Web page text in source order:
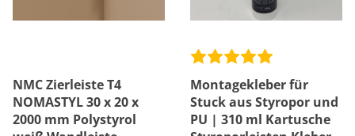
NMC Zierleiste T4
NOMASTYL 30 x 20 x
2000 mm Polystyrol
Montagekleber für
Stuck aus Styropor und
PU | 310 ml Kartusche